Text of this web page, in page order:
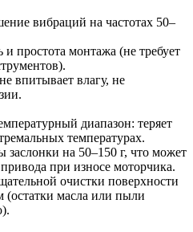
вибраций на частотах 50–
и простота монтажа (не требует
впитывает влагу, не
диапазон: теряет
температурах.
заслонки на 50–150 г, что может
при износе моторчика.
очистки поверхности
(остатки масла или пыли